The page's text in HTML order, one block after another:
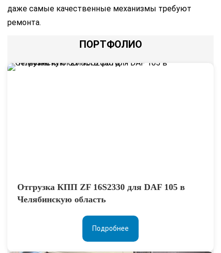
даже самые качественные механизмы требуют
ремонта.
ПОРТФОЛИО
Отгрузка КПП ZF 16S2330 для DAF 105 в
Челябинскую область
Подробнее